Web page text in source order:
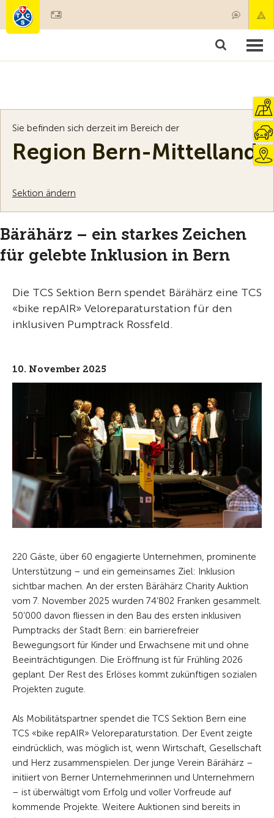
Mitgliedschaft & Leistungen
Sie befinden sich derzeit im Bereich der
Region Bern-Mittelland
Sektion ändern
Bärähärz – ein starkes Zeichen
für gelebte Inklusion in Bern
Die TCS Sektion Bern spendet Bärähärz eine TCS
«bike repAIR» Veloreparaturstation für den
inklusiven Pumptrack Rossfeld.
10. November 2025
220 Gäste, über 60 engagierte Unternehmen, prominente
Unterstützung – und ein gemeinsames Ziel: Inklusion
sichtbar machen. An der ersten Bärähärz Charity Auktion
vom 7. November 2025 wurden 74’802 Franken gesammelt.
50’000 davon fliessen in den Bau des ersten inklusiven
Pumptracks der Stadt Bern: ein barrierefreier
Bewegungsort für Kinder und Erwachsene mit und ohne
Beeinträchtigungen. Die Eröffnung ist für Frühling 2026
geplant. Der Rest des Erlöses kommt zukünftigen sozialen
Projekten zugute.
Als Mobilitätspartner spendet die TCS Sektion Bern eine
TCS «bike repAIR» Veloreparaturstation. Der Event zeigte
eindrücklich, was möglich ist, wenn Wirtschaft, Gesellschaft
und Herz zusammenspielen. Der junge Verein Bärähärz –
initiiert von Berner Unternehmerinnen und Unternehmern
– ist überwältigt vom Erfolg und voller Vorfreude auf
kommende Projekte. Weitere Auktionen sind bereits in